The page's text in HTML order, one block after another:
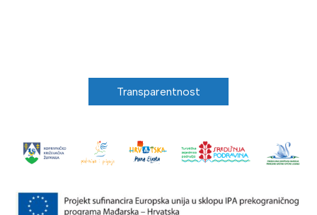
Transparentnost